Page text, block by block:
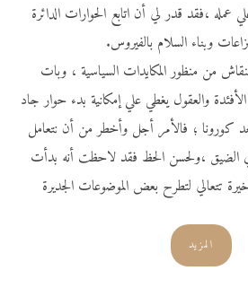
عمله ،فقد قدر لي أن اتابع الحوارات الدائرة
وبناء السلام بالفيروس.
من منظور المكايدات السياسية ، وبات
والعقول يغطي علي إمكانية بدء حوار جاد
كورونا ؛ فالأمر أجل وأخطر من أن نتعامل
الضيق ،ولحسن الحظ فقد لاحظت أنه بدأت
تتعالي لتطرح بعض الموضوعات الجديرة
المزيد